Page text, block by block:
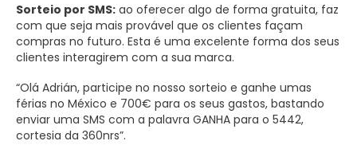
Sorteio por SMS: ao oferecer algo de forma gratuita, faz
com que seja mais provável que os clientes façam
compras no futuro. Esta é uma excelente forma dos seus
clientes interagirem com a sua marca.
“Olá Adrián, participe no nosso sorteio e ganhe umas
férias no México e 700€ para os seus gastos, bastando
enviar uma SMS com a palavra GANHA para o 5442,
cortesia da 360nrs”.